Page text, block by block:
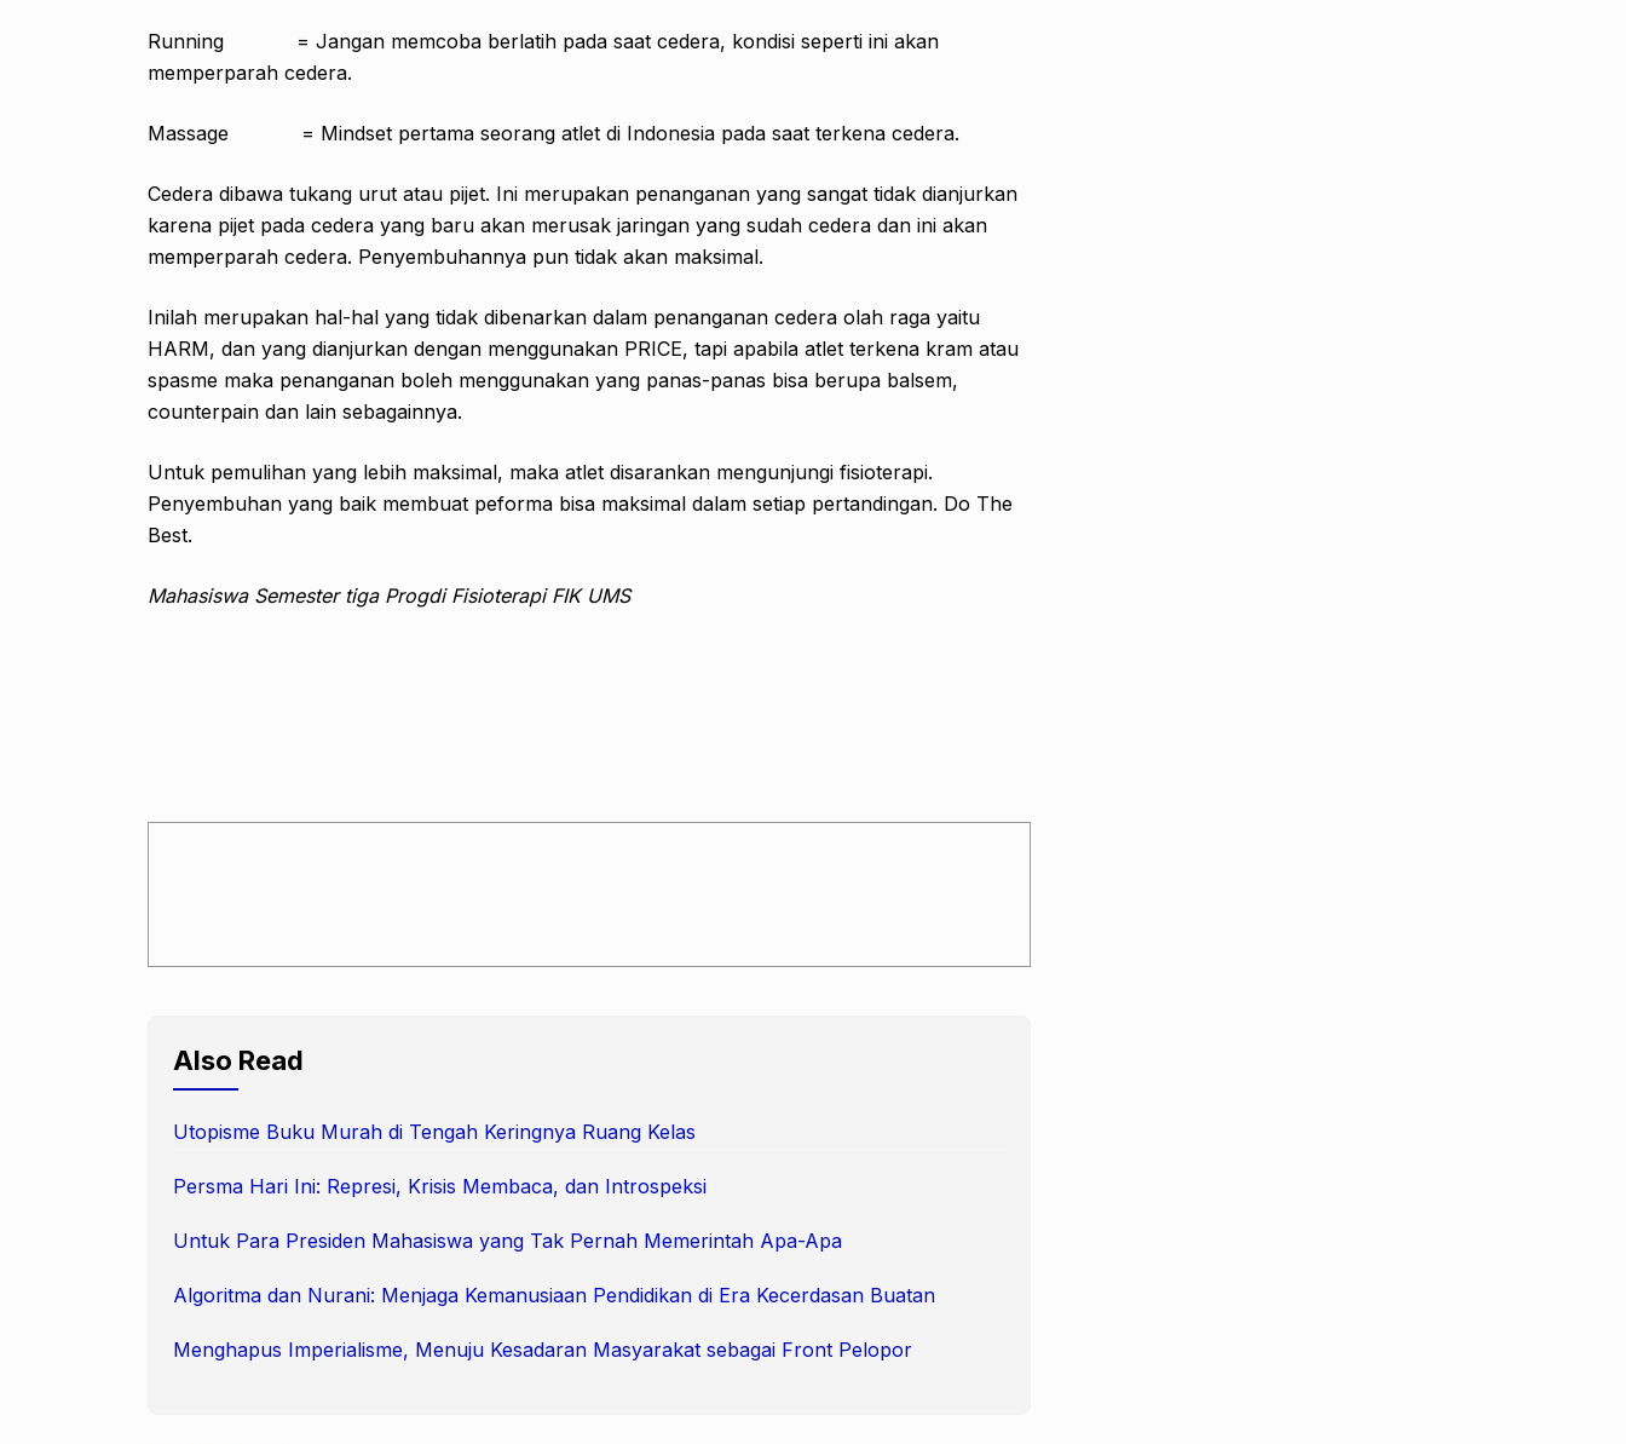
Running = Jangan memcoba berlatih pada saat cedera, kondisi seperti ini akan
memperparah cedera.
Massage = Mindset pertama seorang atlet di Indonesia pada saat terkena cedera.
Cedera dibawa tukang urut atau pijet. Ini merupakan penanganan yang sangat tidak dianjurkan
karena pijet pada cedera yang baru akan merusak jaringan yang sudah cedera dan ini akan
memperparah cedera. Penyembuhannya pun tidak akan maksimal.
Inilah merupakan hal-hal yang tidak dibenarkan dalam penanganan cedera olah raga yaitu
HARM, dan yang dianjurkan dengan menggunakan PRICE, tapi apabila atlet terkena kram atau
spasme maka penanganan boleh menggunakan yang panas-panas bisa berupa balsem,
counterpain dan lain sebagainnya.
Untuk pemulihan yang lebih maksimal, maka atlet disarankan mengunjungi fisioterapi.
Penyembuhan yang baik membuat peforma bisa maksimal dalam setiap pertandingan. Do The
Best.
Mahasiswa Semester tiga Progdi Fisioterapi FIK UMS
Also Read
Utopisme Buku Murah di Tengah Keringnya Ruang Kelas
Persma Hari Ini: Represi, Krisis Membaca, dan Introspeksi
Untuk Para Presiden Mahasiswa yang Tak Pernah Memerintah Apa-Apa
Algoritma dan Nurani: Menjaga Kemanusiaan Pendidikan di Era Kecerdasan Buatan
Menghapus Imperialisme, Menuju Kesadaran Masyarakat sebagai Front Pelopor